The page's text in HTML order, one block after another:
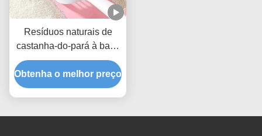
Resíduos naturais de
castanha-do-pará à base
de plantas naturais com
melhor desempenho de
bloqueio de odor
Obtenha o melhor preço